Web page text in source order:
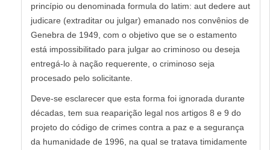
princípio ou denominada formula do latim: aut dedere aut
judicare (extraditar ou julgar) emanado nos convênios de
Genebra de 1949, com o objetivo que se o estamento
está impossibilitado para julgar ao criminoso ou deseja
entregá-lo à nação requerente, o criminoso seja
procesado pelo solicitante.
Deve-se esclarecer que esta forma foi ignorada durante
décadas, tem sua reaparição legal nos artigos 8 e 9 do
projeto do código de crimes contra a paz e a segurança
da humanidade de 1996, na qual se tratava timidamente